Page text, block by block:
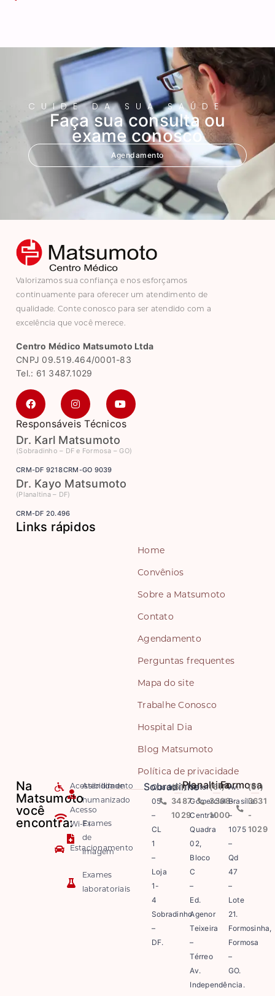
CUIDE DA SUA SAÚDE
Faça sua consulta ou
exame conosco
Agendamento
Valorizamos sua confiança e nos esforçamos
continuamente para oferecer um atendimento de
qualidade. Conte conosco para ser atendido com a
excelência que você merece.
Centro Médico Matsumoto Ltda
CNPJ 09.519.464/0001-83
Tel.: 61 3487.1029
Responsáveis Técnicos
Dr. Karl Matsumoto
(Sobradinho – DF e Formosa – GO)
CRM-DF 9218CRM-GO 9039
Dr. Kayo Matsumoto
(Planaltina – DF)
CRM-DF 20.496
Links rápidos
Home
Convênios
Sobre a Matsumoto
Contato
Agendamento
Perguntas frequentes
Mapa do site
Trabalhe Conosco
Hospital Dia
Blog Matsumoto
Política de privacidade
Na
Matsumoto
você
encontra:
Acessibilidade
Acesso
Wi-Fi
Estacionamento
Atendimento
humanizado
Exames
de
imagem
Exames
laboratoriais
Sobradinho
Quadra
05
–
CL
1
–
Loja
1-
4
Sobradinho
–
DF.
(61)
3487-
1029
Planaltina
Setor
Comercial
Central
Quadra
02,
Bloco
C
–
Ed.
Agenor
Teixeira
–
Térreo
Av.
Independência.
(61)
3308-
1000
Formosa
Av.
Brasília
–
1075
–
Qd
47
–
Lote
21.
Formosinha,
Formosa
–
GO.
(61)
3631
-
1029